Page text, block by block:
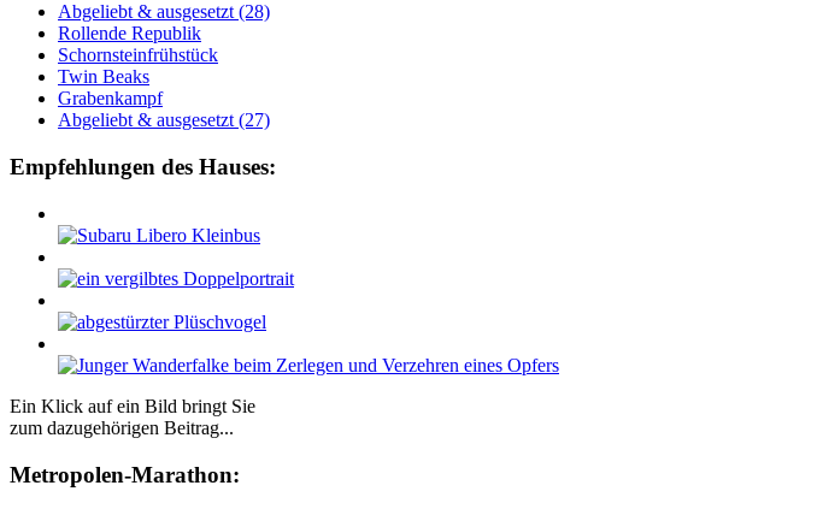
Ab­ge­liebt & aus­ge­setzt (28)
Rol­len­de Re­pu­blik
Schorn­stein­früh­stück
Twin Beaks
Gra­ben­kampf
Ab­ge­liebt & aus­ge­setzt (27)
Empfehlungen des Hauses:
Ein Klick auf ein Bild bringt Sie
zum dazugehörigen Beitrag...
Me­tro­po­len-Ma­ra­thon: